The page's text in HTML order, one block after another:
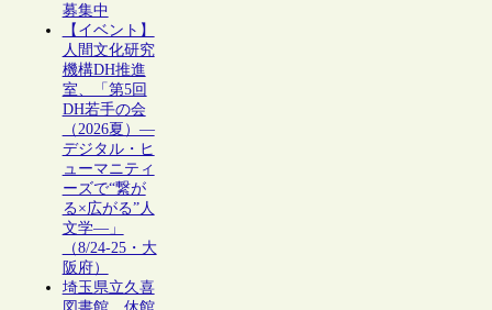
募集中
【イベント】
人間文化研究
機構DH推進
室、「第5回
DH若手の会
（2026夏）―
デジタル・ヒ
ューマニティ
ーズで“繋が
る×広がる”人
文学―」
（8/24-25・大
阪府）
埼玉県立久喜